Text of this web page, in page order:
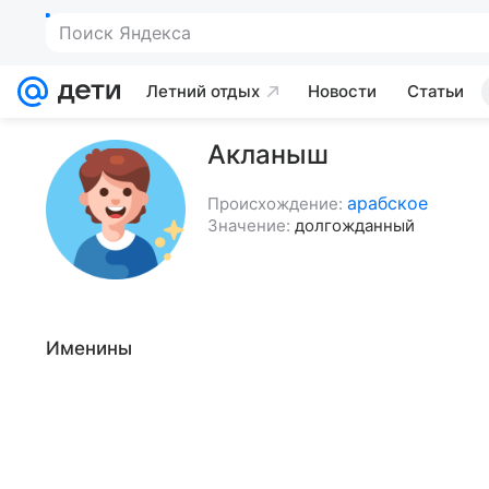
Поиск Яндекса
Летний отдых Новости Статьи
Акланыш
Происхождение: арабское
Значение: долгожданный
Именины